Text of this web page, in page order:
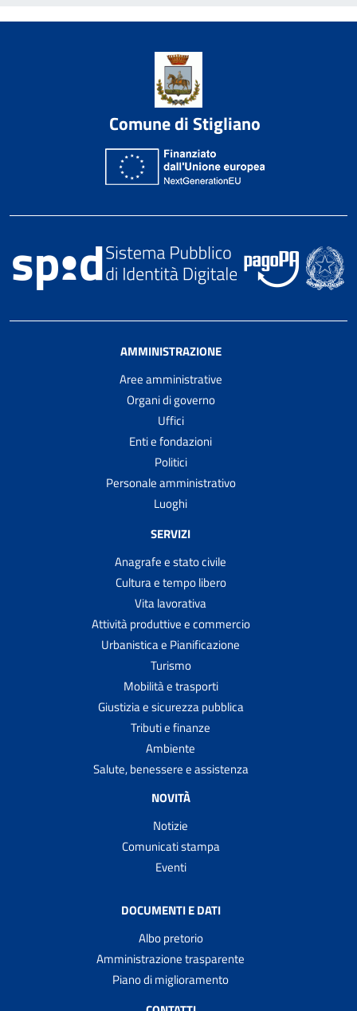
Comune di Stigliano
AMMINISTRAZIONE
Aree amministrative
Organi di governo
Uffici
Enti e fondazioni
Politici
Personale amministrativo
Luoghi
SERVIZI
Anagrafe e stato civile
Cultura e tempo libero
Vita lavorativa
Attività produttive e commercio
Urbanistica e Pianificazione
Turismo
Mobilità e trasporti
Giustizia e sicurezza pubblica
Tributi e finanze
Ambiente
Salute, benessere e assistenza
NOVITÀ
Notizie
Comunicati stampa
Eventi
DOCUMENTI E DATI
Albo pretorio
Amministrazione trasparente
Piano di miglioramento